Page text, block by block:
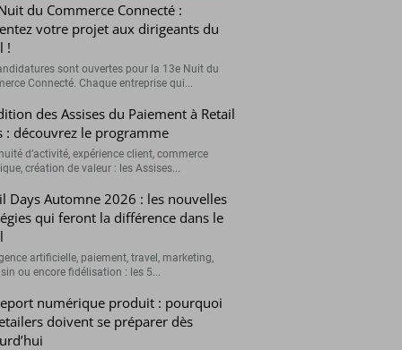
du Commerce Connecté :
votre projet aux dirigeants du
!
sont ouvertes pour la 13e Nuit du
Connecté. Chaque entreprise qui...
des Assises du Paiement à Retail
: découvrez le programme
d’activité, expérience client, commerce
création de valeur : les Assises...
Days Automne 2026 : les nouvelles
qui feront la différence dans le
artificielle, paiement, travel, marketing,
ou encore fidélisation : les 5...
numérique produit : pourquoi
doivent se préparer dès